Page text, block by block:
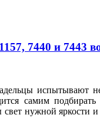
7440 и 7443
испытывают
самим
нужной